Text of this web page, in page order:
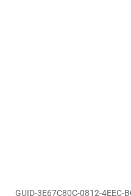
GUID-3E67C80C-0812-4EEC-